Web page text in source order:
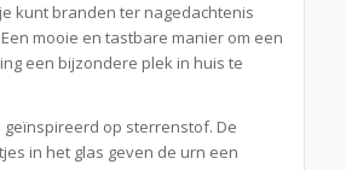
kunt branden ter nagedachtenis
mooie en tastbare manier om een
een bijzondere plek in huis te
geïnspireerd op sterrenstof. De
in het glas geven de urn een